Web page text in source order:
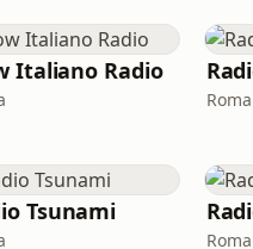
Italiano Radio
Roma
Tsunami